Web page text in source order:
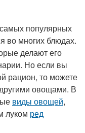
популярных
во многих блюдах.
делают его
Но если вы
рацион, то можете
овощами. В
виды овощей,
луком ред